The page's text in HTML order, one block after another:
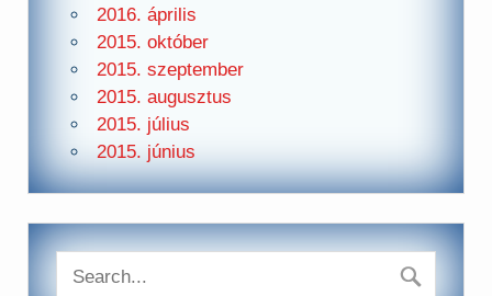
2016. április
2015. október
2015. szeptember
2015. augusztus
2015. július
2015. június